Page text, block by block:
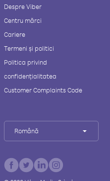
Despre Viber
Centru mărci
Cariere
Termeni și politici
Politica privind
confidențialitatea
Customer Complaints Code
Română